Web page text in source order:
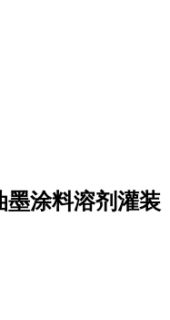
墨涂料溶剂灌装